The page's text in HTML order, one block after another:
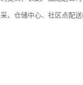
采、仓储中心、社区点配